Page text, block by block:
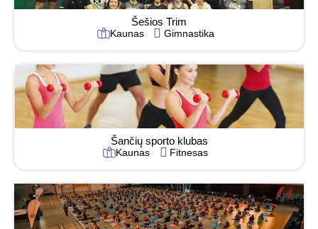
Šešios Trim
Kaunas Gimnastika
Šančių sporto klubas
Kaunas Fitnesas